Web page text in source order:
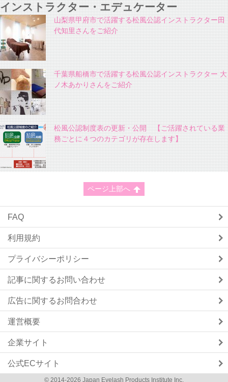
インストラクター・エデュケーター
山梨県甲府市で活躍する松風公認インストラクター田
代知里さんをご紹介
千葉県船橋市で活躍する松風公認インストラクター 大
ノ木あかりさんをご紹介
松風公認制度表の更新・公開 【ご活躍されている業
務ごとに４つのカテゴリが存在します】
ページ上部へ
FAQ
利用規約
プライバシーポリシー
記事に関するお問い合わせ
広告に関するお問合わせ
運営概要
企業サイト
公式ECサイト
© 2014-2026 Japan Eyelash Products Institute Inc.